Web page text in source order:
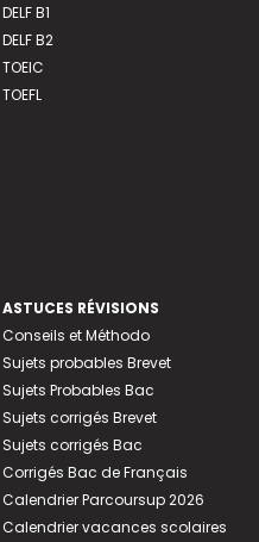
DELF B1
DELF B2
TOEIC
TOEFL
ASTUCES RÉVISIONS
Conseils et Méthodo
Sujets probables Brevet
Sujets Probables Bac
Sujets corrigés Brevet
Sujets corrigés Bac
Corrigés Bac de Français
Calendrier Parcoursup 2026
Calendrier vacances scolaires